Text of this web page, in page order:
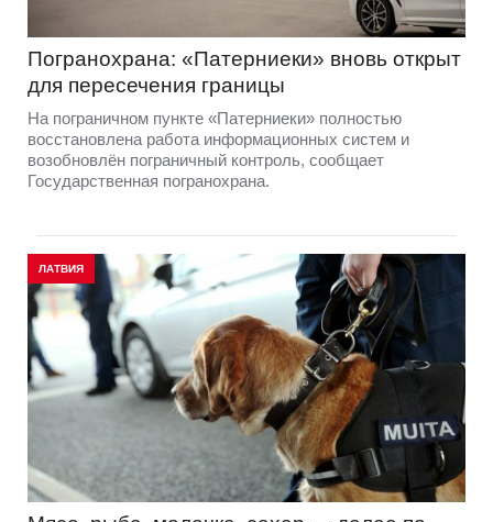
Погранохрана: «Патерниеки» вновь открыт
для пересечения границы
На пограничном пункте «Патерниеки» полностью
восстановлена работа информационных систем и
возобновлён пограничный контроль, сообщает
Государственная погранохрана.
ЛАТВИЯ